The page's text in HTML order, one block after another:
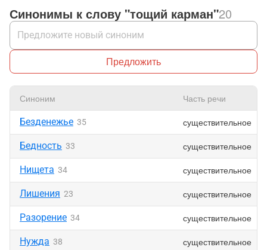
Синонимы к слову "тощий карман"20
Предложить
Синоним Часть речи
Безденежье 35 существительное
Бедность 33 существительное
Нищета 34 существительное
Лишения 23 существительное
Разорение 34 существительное
Нужда 38 существительное